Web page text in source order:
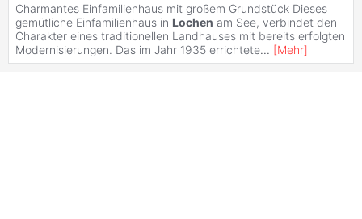
Charmantes Einfamilienhaus mit großem Grundstück Dieses
gemütliche Einfamilienhaus in Lochen am See, verbindet den
Charakter eines traditionellen Landhauses mit bereits erfolgten
Modernisierungen. Das im Jahr 1935 errichtete... [Mehr]